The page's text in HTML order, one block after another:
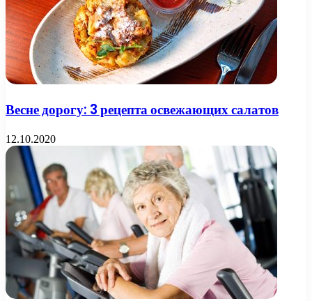
Весне дорогу: 3 рецепта освежающих салатов
12.10.2020